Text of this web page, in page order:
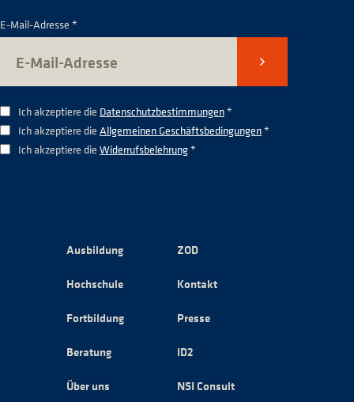
E-Mail-Adresse *
Senden
Ich akzeptiere die Datenschutzbestimmungen*
Ich akzeptiere die Allgemeinen Geschäftsbedingungen*
Ich akzeptiere die Widerrufsbelehrung*
Ausbildung
Hochschule
Fortbildung
Beratung
Über uns
ZOD
Kontakt
Presse
ID2
NSI Consult